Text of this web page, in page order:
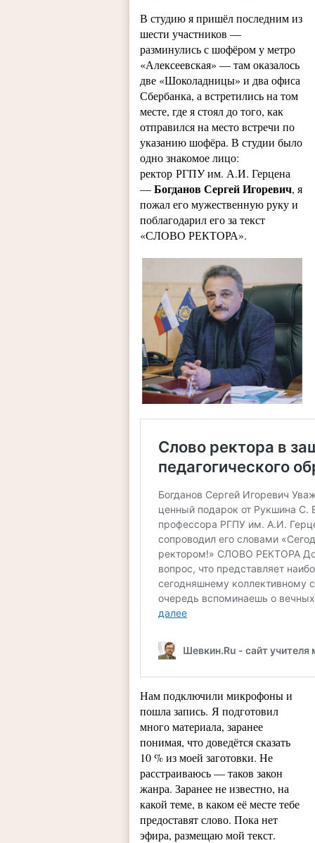
В студию я пришёл последним из
шести участников —
разминулись с шофёром у метро
«Алексеевская» — там оказалось
две «Шоколадницы» и два офиса
Сбербанка, а встретились на том
месте, где я стоял до того, как
отправился на место встречи по
указанию шофёра. В студии было
одно знакомое лицо:
ректор РГПУ им. А.И. Герцена
—Богданов Сергей Игоревич, я
пожал его мужественную руку и
поблагодарил его за текст
«СЛОВО РЕКТОРА».
Нам подключили микрофоны и
пошла запись. Я подготовил
много материала, заранее
понимая, что доведётся сказать
10 % из моей заготовки. Не
расстраиваюсь — таков закон
жанра. Заранее не известно, на
какой теме, в каком её месте тебе
предоставят слово. Пока нет
эфира, размещаю мой текст.